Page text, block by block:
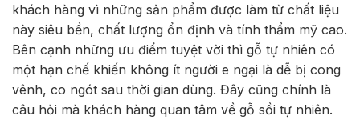
khách hàng vì những sản phẩm được làm từ chất liệu
này siêu bền, chất lượng ổn định và tính thẩm mỹ cao.
Bên cạnh những ưu điểm tuyệt vời thì gỗ tự nhiên có
một hạn chế khiến không ít người e ngại là dễ bị cong
vênh, co ngót sau thời gian dùng. Đây cũng chính là
câu hỏi mà khách hàng quan tâm về gỗ sồi tự nhiên.